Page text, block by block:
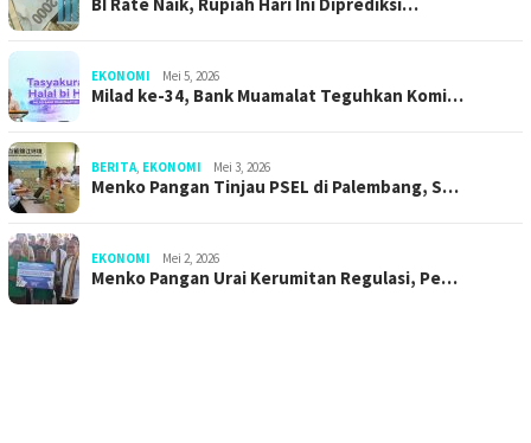
EKONOMI Mei 5, 2026
Milad ke-34, Bank Muamalat Teguhkan Komi…
BERITA, EKONOMI Mei 3, 2026
Menko Pangan Tinjau PSEL di Palembang, S…
EKONOMI Mei 2, 2026
Menko Pangan Urai Kerumitan Regulasi, Pe…